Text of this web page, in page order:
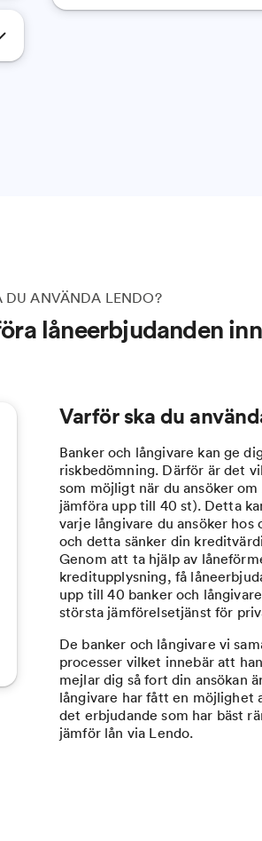
DU ANVÄNDA LENDO?
låneerbjudanden
Varför ska du
Banker och långivare kan ge
riskbedömning. Därför är det
som möjligt när du ansöker
jämföra upp till 40 st). Detta
varje långivare du ansöker hos
och detta sänker din
Genom att ta hjälp av
kreditupplysning, få
upp till 40 banker och
största jämförelsetjänst för
De banker och långivare vi
processer vilket innebär att
mejlar dig så fort din ansökan
långivare har fått en möjlighet
det erbjudande som har bäst
jämför lån via Lendo.